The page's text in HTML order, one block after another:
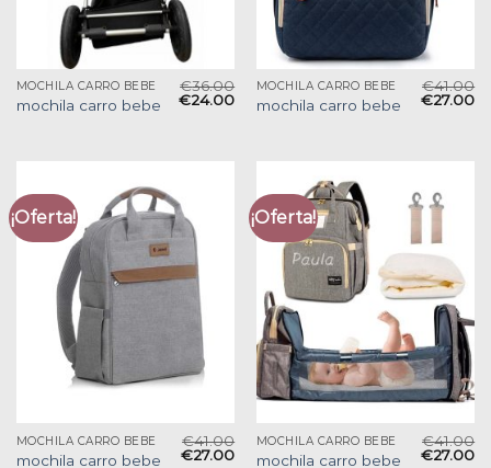
MOCHILA CARRO BEBE
mochila carro bebe
€36.00
€24.00
MOCHILA CARRO BEBE
mochila carro bebe
€41.00
€27.00
¡Oferta!
MOCHILA CARRO BEBE
mochila carro bebe
€41.00
€27.00
¡Oferta!
MOCHILA CARRO BEBE
mochila carro bebe
€41.00
€27.00